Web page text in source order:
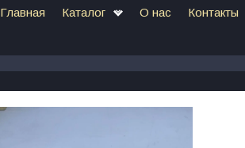
Главная Каталог О нас Контакты